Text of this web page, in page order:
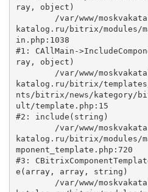
ray, object)
katalog.ru/bitrix/modules/
in.php:1038
#1: CAllMain-
ray, object)
katalog.ru/bitrix/templates/
nts/bitrix/news/kategory/
ult/template.php:15
#2: include(string)
katalog.ru/bitrix/modules/
mponent_template.php:720
#3:
e(array, array, string)